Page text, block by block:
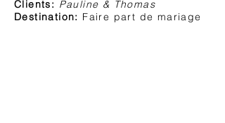
Clients: Pauline & Thomas
Destination: Faire part de mariage